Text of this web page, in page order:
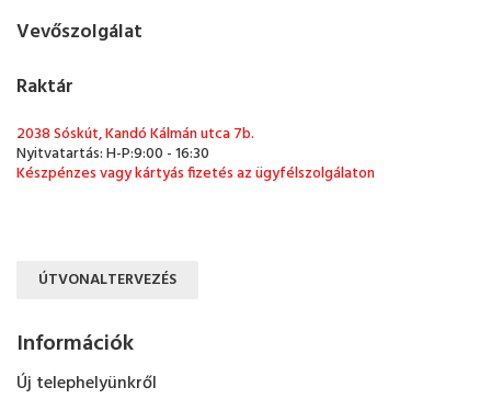
Vevőszolgálat
Raktár
2038 Sóskút, Kandó Kálmán utca 7b.
Nyitvatartás: H-P:9:00 - 16:30
Készpénzes vagy kártyás fizetés az ügyfélszolgálaton
ÚTVONALTERVEZÉS
Információk
Új telephelyünkről